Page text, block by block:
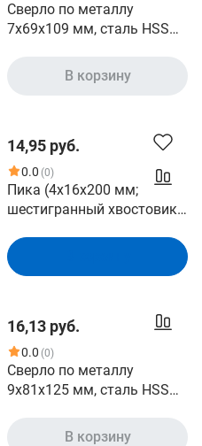
Сверло по металлу
7х69х109 мм, сталь HSS
В корзину
14,95 руб.
0.0 (0)
Пика (4х16х200 мм;
шестигранный хвостовик)
16,13 руб.
0.0 (0)
Сверло по металлу
9х81х125 мм, сталь HSS
В корзину